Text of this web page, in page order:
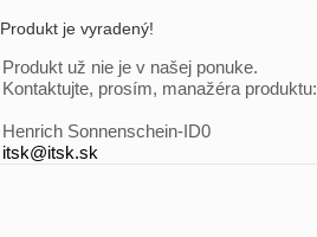
Produkt je vyradený!
Produkt už nie je v našej ponuke.
Kontaktujte, prosím, manažéra produktu:
Henrich Sonnenschein-ID0
itsk@itsk.sk